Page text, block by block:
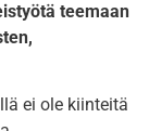
teemaan
ei ole kiinteitä